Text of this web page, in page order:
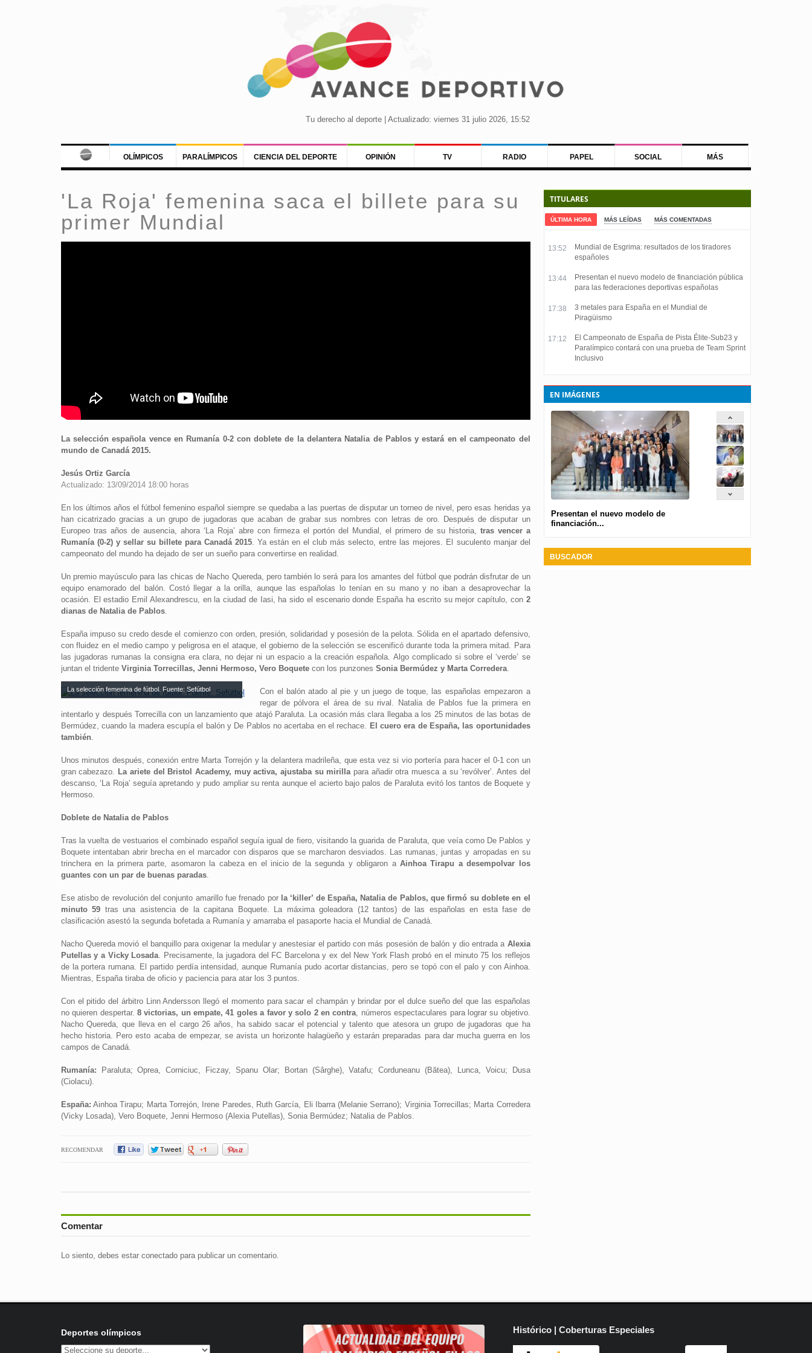
Tu derecho al deporte | Actualizado: viernes 31 julio 2026, 15:52
OLÍMPICOS PARALÍMPICOS CIENCIA DEL DEPORTE OPINIÓN TV RADIO PAPEL SOCIAL MÁS
'La Roja' femenina saca el billete para su
primer Mundial
La selección española vence en Rumanía 0-2 con doblete de la delantera Natalia de Pablos y estará en el campeonato del
mundo de Canadá 2015.
Jesús Ortiz García
Actualizado: 13/09/2014 18:00 horas
En los últimos años el fútbol femenino español siempre se quedaba a las puertas de disputar un torneo de nivel, pero esas heridas ya
han cicatrizado gracias a un grupo de jugadoras que acaban de grabar sus nombres con letras de oro. Después de disputar un
Europeo tras años de ausencia, ahora ‘La Roja’ abre con firmeza el portón del Mundial, el primero de su historia, tras vencer a
Rumanía (0-2) y sellar su billete para Canadá 2015. Ya están en el club más selecto, entre las mejores. El suculento manjar del
campeonato del mundo ha dejado de ser un sueño para convertirse en realidad.
Un premio mayúsculo para las chicas de Nacho Quereda, pero también lo será para los amantes del fútbol que podrán disfrutar de un
equipo enamorado del balón. Costó llegar a la orilla, aunque las españolas lo tenían en su mano y no iban a desaprovechar la
ocasión. El estadio Emil Alexandrescu, en la ciudad de Iasi, ha sido el escenario donde España ha escrito su mejor capítulo, con 2
dianas de Natalia de Pablos.
España impuso su credo desde el comienzo con orden, presión, solidaridad y posesión de la pelota. Sólida en el apartado defensivo,
con fluidez en el medio campo y peligrosa en el ataque, el gobierno de la selección se escenificó durante toda la primera mitad. Para
las jugadoras rumanas la consigna era clara, no dejar ni un espacio a la creación española. Algo complicado si sobre el ‘verde’ se
juntan el tridente Virginia Torrecillas, Jenni Hermoso, Vero Boquetecon los punzones Sonia Bermúdez y Marta Corredera.
La selección femenina de fútbol. Fuente: Sefútbol
Con el balón atado al pie y un juego de toque, las españolas empezaron a
regar de pólvora el área de su rival. Natalia de Pablos fue la primera en
intentarlo y después Torrecilla con un lanzamiento que atajó Paraluta. La ocasión más clara llegaba a los 25 minutos de las botas de
Bermúdez, cuando la madera escupía el balón y De Pablos no acertaba en el rechace. El cuero era de España, las oportunidades
también.
Unos minutos después, conexión entre Marta Torrejón y la delantera madrileña, que esta vez si vio portería para hacer el 0-1 con un
gran cabezazo. La ariete del Bristol Academy, muy activa, ajustaba su mirillapara añadir otra muesca a su ‘revólver’. Antes del
descanso, ‘La Roja’ seguía apretando y pudo ampliar su renta aunque el acierto bajo palos de Paraluta evitó los tantos de Boquete y
Hermoso.
Doblete de Natalia de Pablos
Tras la vuelta de vestuarios el combinado español seguía igual de fiero, visitando la guarida de Paraluta, que veía como De Pablos y
Boquete intentaban abrir brecha en el marcador con disparos que se marcharon desviados. Las rumanas, juntas y arropadas en su
trinchera en la primera parte, asomaron la cabeza en el inicio de la segunda y obligaron a Ainhoa Tirapu a desempolvar los
guantes con un par de buenas paradas.
Ese atisbo de revolución del conjunto amarillo fue frenado por la ‘killer’ de España, Natalia de Pablos, que firmó su doblete en el
minuto 59 tras una asistencia de la capitana Boquete. La máxima goleadora (12 tantos) de las españolas en esta fase de
clasificación asestó la segunda bofetada a Rumanía y amarraba el pasaporte hacia el Mundial de Canadá.
Nacho Quereda movió el banquillo para oxigenar la medular y anestesiar el partido con más posesión de balón y dio entrada a Alexia
Putellas y a Vicky Losada. Precisamente, la jugadora del FC Barcelona y ex del New York Flash probó en el minuto 75 los reflejos
de la portera rumana. El partido perdía intensidad, aunque Rumanía pudo acortar distancias, pero se topó con el palo y con Ainhoa.
Mientras, España tiraba de oficio y paciencia para atar los 3 puntos.
Con el pitido del árbitro Linn Andersson llegó el momento para sacar el champán y brindar por el dulce sueño del que las españolas
no quieren despertar. 8 victorias, un empate, 41 goles a favor y solo 2 en contra, números espectaculares para lograr su objetivo.
Nacho Quereda, que lleva en el cargo 26 años, ha sabido sacar el potencial y talento que atesora un grupo de jugadoras que ha
hecho historia. Pero esto acaba de empezar, se avista un horizonte halagüeño y estarán preparadas para dar mucha guerra en los
campos de Canadá.
Rumanía: Paraluta; Oprea, Corniciuc, Ficzay, Spanu Olar; Bortan (Sârghe), Vatafu; Corduneanu (Bătea), Lunca, Voicu; Dusa
(Ciolacu).
España: Ainhoa Tirapu; Marta Torrejón, Irene Paredes, Ruth García, Eli Ibarra (Melanie Serrano); Virginia Torrecillas; Marta Corredera
(Vicky Losada), Vero Boquete, Jenni Hermoso (Alexia Putellas), Sonia Bermúdez; Natalia de Pablos.
RECOMENDAR
Comentar
Lo siento, debes estar conectadopara publicar un comentario.
TITULARES
ÚLTIMA HORA MÁS LEÍDAS MÁS COMENTADAS
13:52
Mundial de Esgrima: resultados de los tiradores
españoles
13:44
Presentan el nuevo modelo de financiación pública
para las federaciones deportivas españolas
17:38
3 metales para España en el Mundial de
Piragüismo
17:12
El Campeonato de España de Pista Élite-Sub23 y
Paralímpico contará con una prueba de Team Sprint
Inclusivo
EN IMÁGENES
Presentan el nuevo modelo de
financiación...
BUSCADOR
Deportes olímpicos Histórico | Coberturas Especiales